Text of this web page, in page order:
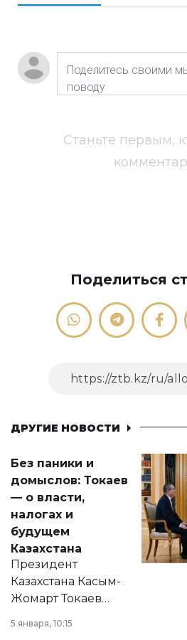
Станьте первым,
Поделиться
ДРУГИЕ НОВОСТИ
Без паники и
домыслов: Токаев
— о власти,
налогах и
будущем
Казахстана
Президент
Казахстана Касым-
Жомарт Токаев
сразу несколько
5 января, 10:15